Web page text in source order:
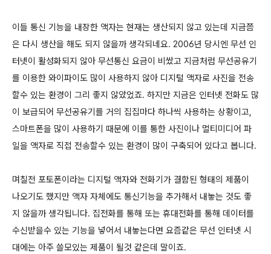
이들 통신 기능을 내장한 액자는 현재는 생산되지 않고 있는데 지금쯤
은 다시 생산을 해도 되지 않을까 생각되네요. 2006년 당시엔 무선 인
터넷이 활성화되지 않아 무선통신 요금이 비쌌고 지금처럼 무선공유기
를 이용한 와이파이도 많이 사용하지 않아 디지털 액자로 사진을 전송
할수 있는 환경이 그리 좋지 않았었죠. 하지만 지금은 인터넷 전화도 많
이 보급되어 무선공유기를 거의 집집마다 하나씩 사용하는 상황이고,
스마트폰을 많이 사용하기 때문에 이를 통한 사진이나 멀티미디어 파
일을 액자로 직접 전송할수 있는 환경이 많이 구축되어 있다고 봅니다.
며칠전 포토폰이라는 디지털 액자와 전화기가 결함된 형태의 제품이
나오기도 했지만 액자 자체에도 통신기능을 추가해서 내놓는 것도 좋
지 않을까 생각됩니다. 집전화를 통해 또는 휴대전화를 통해 데이터를
수신받을수 있는 기능을 넣어서 내놓는다면 요즘같은 무선 인터넷 시
대에는 아주 쓸모있는 제품이 될것 같은데 말이죠.